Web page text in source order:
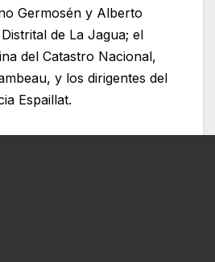
Germosén y Alberto
de La Jagua; el
del Catastro Nacional,
y los dirigentes del
Espaillat.